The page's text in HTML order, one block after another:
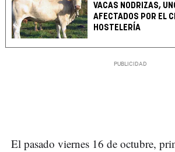
VACAS NODRIZAS,
AFECTADOS POR EL
HOSTELERÍA
El pasado viernes 16 de octubre,